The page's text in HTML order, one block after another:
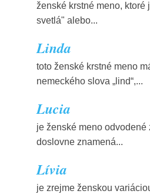
ženské krstné meno,
svetlá" alebo...
Linda
toto ženské krstné meno
nemeckého slova „lind“,...
Lucia
je ženské meno odvodené
doslovne znamená...
Lívia
je zrejme ženskou